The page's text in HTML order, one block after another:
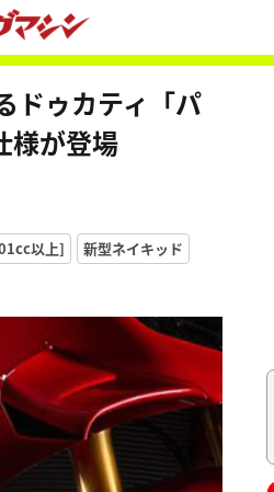
ドゥカティ「パ
様が登場
以上]
新型ネイキッド